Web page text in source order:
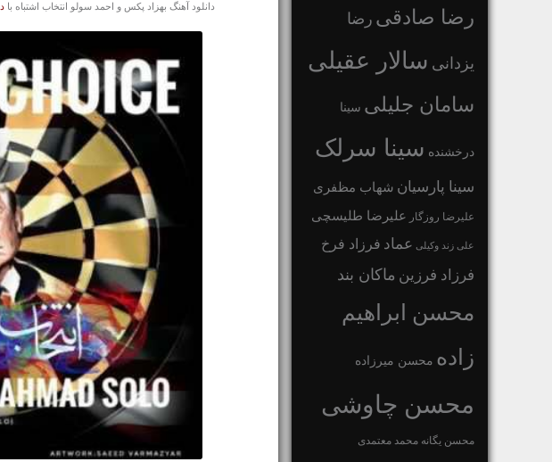
رضا صادقی رضا
یزدانی سالار عقیلی
سامان جلیلی سینا
درخشنده سینا سرلک
سینا پارسیان شهاب مظفری
علیرضا روزگار علیرضا طلیسچی
علی زند وکیلی عماد فرزاد فرخ
فرزاد فرزین ماکان بند
محسن ابراهیم
زاده محسن میرزاده
محسن چاوشی
محسن یگانه محمد معتمدی
دانلود آهنگ بهزاد پکس و احمد سولو انتخاب اشتباه با